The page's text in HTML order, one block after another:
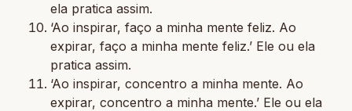
ela pratica assim.
‘Ao inspirar, faço a minha mente feliz. Ao
expirar, faço a minha mente feliz.’ Ele ou ela
pratica assim.
‘Ao inspirar, concentro a minha mente. Ao
expirar, concentro a minha mente.’ Ele ou ela